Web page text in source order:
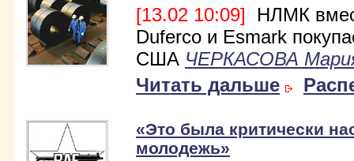
[13.02 10:09] НЛМК
Duferco и Esmark
США ЧЕРКАСОВА
Читать дальше
«Это была критически
молодежь»